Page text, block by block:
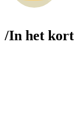
/In het kort